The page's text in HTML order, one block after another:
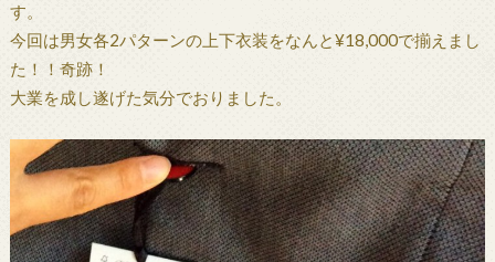
す。
今回は男女各2パターンの上下衣装をなんと¥18,000で揃えまし
た！！奇跡！
大業を成し遂げた気分でおりました。